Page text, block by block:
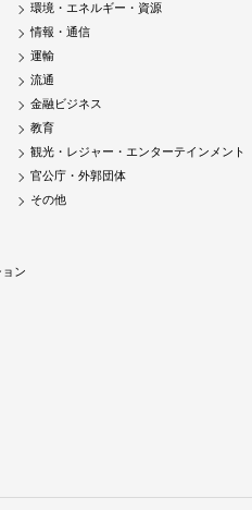
環境・エネルギー・資源
情報・通信
運輸
流通
金融ビジネス
教育
観光・レジャー・エンターテインメント
官公庁・外郭団体
その他
ン